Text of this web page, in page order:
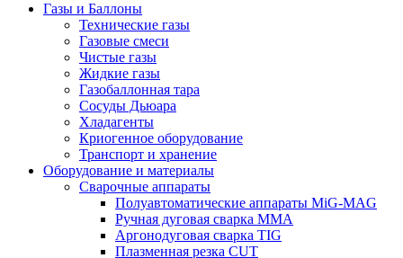
Газы и Баллоны
Технические газы
Газовые смеси
Чистые газы
Жидкие газы
Газобаллонная тара
Сосуды Дьюара
Хладагенты
Криогенное оборудование
Транспорт и хранение
Оборудование и материалы
Сварочные аппараты
Полуавтоматические аппараты MiG-MAG
Ручная дуговая сварка MMA
Аргонодуговая сварка TIG
Плазменная резка CUT